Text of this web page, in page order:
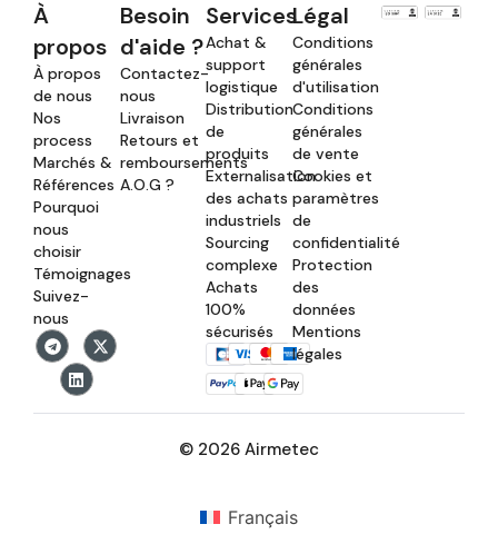
À
propos
À propos
de nous
Nos
process
Marchés &
Références
Pourquoi
nous
choisir
Témoignages
Suivez-
nous
Besoin
d'aide ?
Contactez-
nous
Livraison
Retours et
remboursements
A.O.G ?
Services
Achat &
support
logistique
Distribution
de
produits
Externalisation
des achats
industriels
Sourcing
complexe
Achats
100%
sécurisés
Légal
Conditions
générales
d'utilisation
Conditions
générales
de vente
Cookies et
paramètres
de
confidentialité
Protection
des
données
Mentions
légales
© 2026 Airmetec
Français